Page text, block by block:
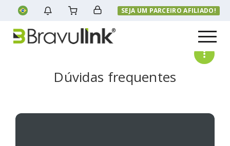
SEJA UM PARCEIRO AFILIADO!
Menu
Dúvidas frequentes